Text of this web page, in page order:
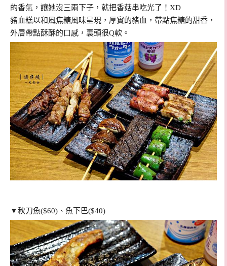
的香氣，讓她沒三兩下子，就把香菇串吃光了！XD
豬血糕以和風焦糖風味呈現，厚實的豬血，帶點焦糖的甜香，
外層帶點酥酥的口感，裏頭很Q軟。
▼秋刀魚($60) 、魚下巴($40)